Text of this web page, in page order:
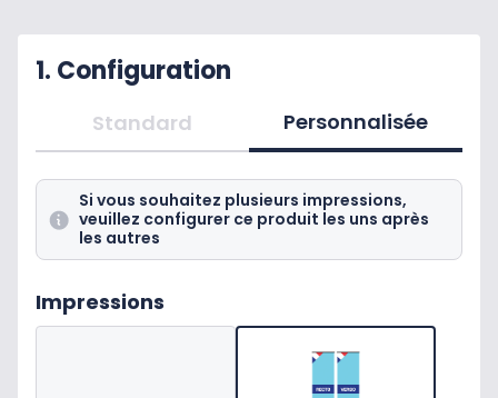
1. Configuration
Standard Personnalisée
Si vous souhaitez plusieurs impressions,
veuillez configurer ce produit les uns après
les autres
Impressions